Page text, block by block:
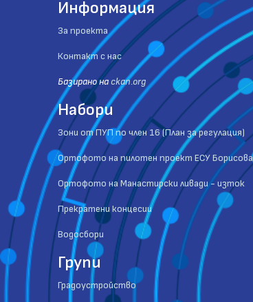
Информация
За проекта
Контакт с нас
Базиранo на ckan.org
Набори
Зони от ПУП по член 16 (План за регулация)
Ортофото на пилотен проект ЕСУ Борисова
Ортофото на Манастирски ливади - изток
Прекратени концесии
Водосбори
Групи
Градоустройство